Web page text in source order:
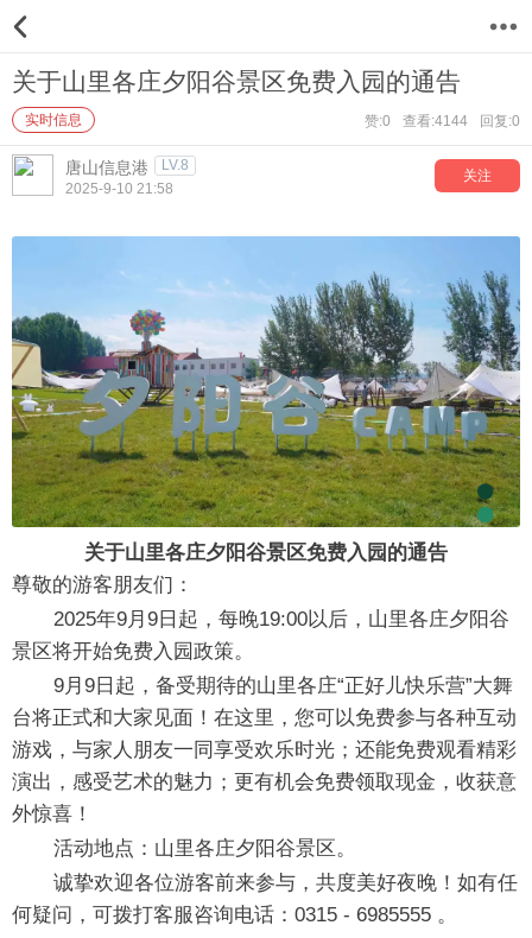
关于山里各庄夕阳谷景区免费入园的通告
实时信息 赞:0 查看:4144 回复:0
唐山信息港 LV.8
关注
2025-9-10 21:58
关于山里各庄夕阳谷景区免费入园的通告
尊敬的游客朋友们：
2025年9月9日起，每晚19:00以后，山里各庄夕阳谷
景区将开始免费入园政策。
9月9日起，备受期待的山里各庄“正好儿快乐营”大舞
台将正式和大家见面！在这里，您可以免费参与各种互动
游戏，与家人朋友一同享受欢乐时光；还能免费观看精彩
演出，感受艺术的魅力；更有机会免费领取现金，收获意
外惊喜！
活动地点：山里各庄夕阳谷景区。
诚挚欢迎各位游客前来参与，共度美好夜晚！如有任
何疑问，可拨打客服咨询电话：0315 - 6985555 。